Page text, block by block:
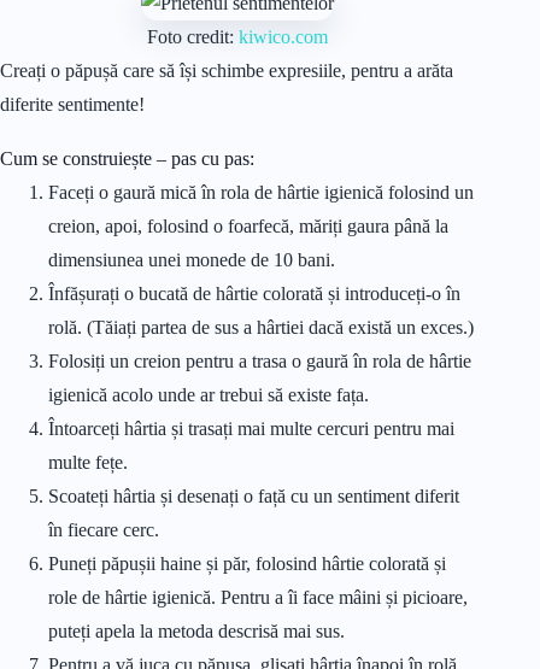
Foto credit:kiwico.com
Creați o păpușă care să își schimbe expresiile, pentru a arăta
diferite sentimente!
Cum se construiește – pas cu pas:
Faceți o gaură mică în rola de hârtie igienică folosind un
creion, apoi, folosind o foarfecă, măriți gaura până la
dimensiunea unei monede de 10 bani.
Înfășurați o bucată de hârtie colorată și introduceți-o în
rolă. (Tăiați partea de sus a hârtiei dacă există un exces.)
Folosiți un creion pentru a trasa o gaură în rola de hârtie
igienică acolo unde ar trebui să existe fața.
Întoarceți hârtia și trasați mai multe cercuri pentru mai
multe fețe.
Scoateți hârtia și desenați o față cu un sentiment diferit
în fiecare cerc.
Puneți păpușii haine și păr, folosind hârtie colorată și
role de hârtie igienică. Pentru a îi face mâini și picioare,
puteți apela la metoda descrisă mai sus.